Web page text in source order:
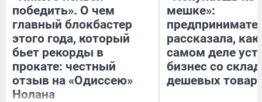
победить». О чем
главный блокбастер
этого года, который
бьет рекорды в
прокате: честный
отзыв на «Одиссею»
Нолана
мешке»:
рассказала, как
самом деле
бизнес со
дешевых